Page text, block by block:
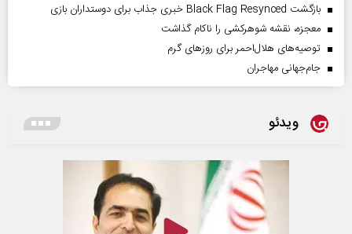
بازگشت Black Flag Resynced خبری جذاب برای دوستداران بازی
معجزه، نقشه شوهرکشی را ناکام گذاشت
توصیه‌های هلال‌احمر برای روز‌های گرم
جام‌جهانی مهاجران
ویدئو